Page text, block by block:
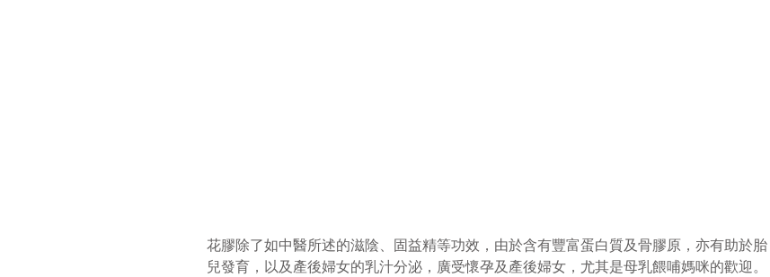
花膠除了如中醫所述的滋陰、固益精等功效，由於含有豐富蛋白質及骨膠原，亦有助於胎
兒發育，以及產後婦女的乳汁分泌，廣受懷孕及產後婦女，尤其是母乳餵哺媽咪的歡迎。